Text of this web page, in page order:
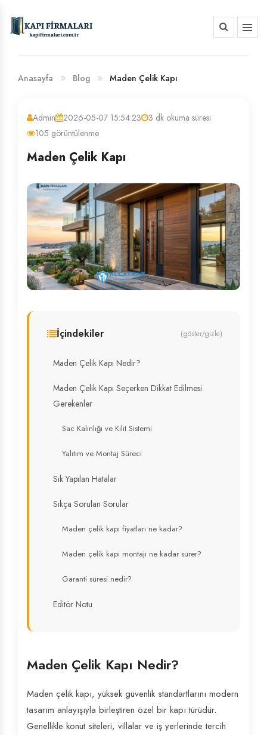
BANKA HESAP NUMARALARIMIZ
Anasayfa Blog Maden Çelik Kapı
Admin 2026-05-07 15:54:23
3 dk okuma süresi
105 görüntülenme
Maden Çelik Kapı
İçindekiler (göster/gizle)
Maden Çelik Kapı Nedir?
Maden Çelik Kapı Seçerken Dikkat Edilmesi
Gerekenler
Sac Kalınlığı ve Kilit Sistemi
Yalıtım ve Montaj Süreci
Sık Yapılan Hatalar
Sıkça Sorulan Sorular
Maden çelik kapı fiyatları ne kadar?
Maden çelik kapı montajı ne kadar sürer?
Garanti süresi nedir?
Editör Notu
Maden Çelik Kapı Nedir?
Maden çelik kapı, yüksek güvenlik standartlarını modern
tasarım anlayışıyla birleştiren özel bir kapı türüdür.
Genellikle konut siteleri, villalar ve iş yerlerinde tercih